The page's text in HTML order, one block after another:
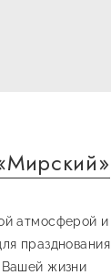
атмосферой и
празднования
жизни